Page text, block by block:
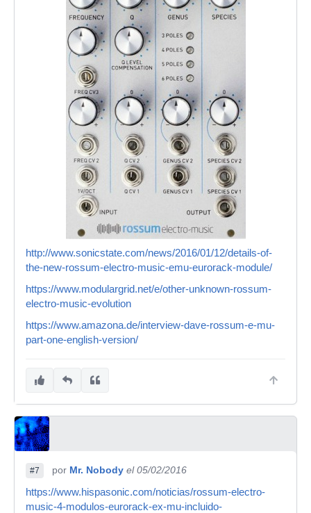
http://www.sonicstate.com/news/2016/01/12/details-of-
the-new-rossum-electro-music-emu-eurorack-module/
https://www.modulargrid.net/e/other-unknown-rossum-
electro-music-evolution
https://www.amazona.de/interview-dave-rossum-e-mu-
part-one-english-version/
#7 por Mr. Nobody el 05/02/2016
https://www.hispasonic.com/noticias/rossum-electro-
music-4-modulos-eurorack-ex-mu-incluido-